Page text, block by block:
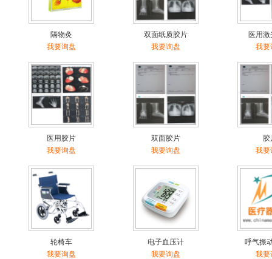
隔物灸
我要询盘
双面纸质胶片
我要询盘
医用
我要
医用胶片
我要询盘
双面胶片
我要询盘
胶
我要
轮椅车
我要询盘
电子血压计
我要询盘
呼气振
我要